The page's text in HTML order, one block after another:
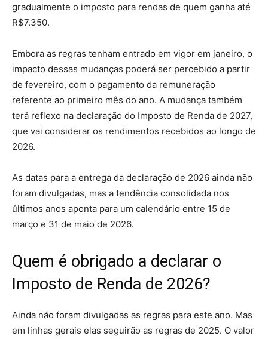
gradualmente o imposto para rendas de quem ganha até
R$7.350.
Embora as regras tenham entrado em vigor em janeiro, o
impacto dessas mudanças poderá ser percebido a partir
de fevereiro, com o pagamento da remuneração
referente ao primeiro mês do ano. A mudança também
terá reflexo na declaração do Imposto de Renda de 2027,
que vai considerar os rendimentos recebidos ao longo de
2026.
As datas para a entrega da declaração de 2026 ainda não
foram divulgadas, mas a tendência consolidada nos
últimos anos aponta para um calendário entre 15 de
março e 31 de maio de 2026.
Quem é obrigado a declarar o
Imposto de Renda de 2026?
Ainda não foram divulgadas as regras para este ano. Mas
em linhas gerais elas seguirão as regras de 2025. O valor